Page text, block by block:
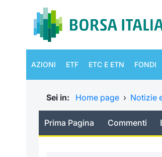
AZIONI ETF ETC E ETN FONDI
Sei in: Home page › Notizie
Prima Pagina Commenti